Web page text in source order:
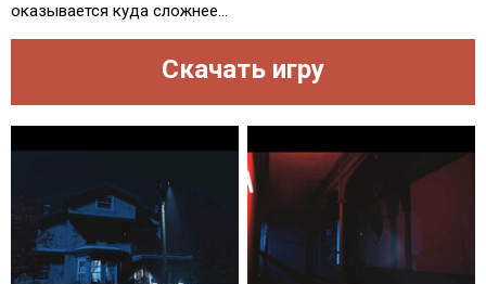
оказывается куда сложнее...
Скачать игру